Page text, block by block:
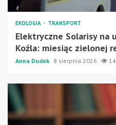
EKOLOGIA TRANSPORT
Elektryczne Solarisy na
Koźla: miesiąc zielonej
Anna Dudek 8 sierpnia 2026 14